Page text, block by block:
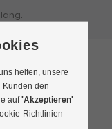
helfen, unsere
Kunden den
auf'Akzeptieren'
Richtlinien